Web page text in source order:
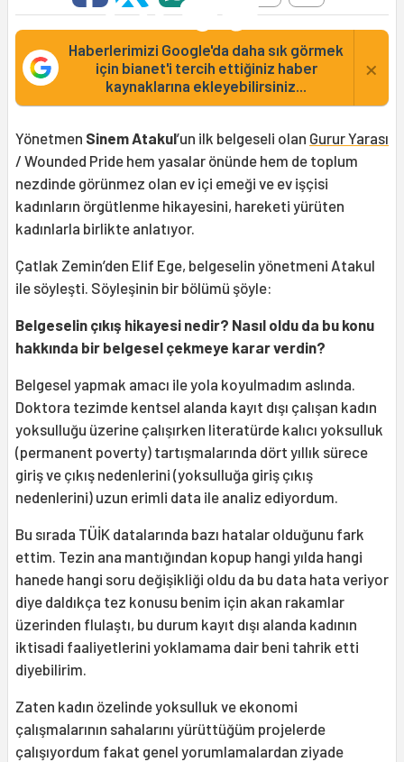
Haberlerimizi Google'da daha sık görmek
için bianet'i tercih ettiğiniz haber
kaynaklarına ekleyebilirsiniz...
×
Yönetmen Sinem Atakul’un ilk belgeseli olan Gurur Yarası
/ Wounded Pride hem yasalar önünde hem de toplum
nezdinde görünmez olan ev içi emeği ve ev işçisi
kadınların örgütlenme hikayesini, hareketi yürüten
kadınlarla birlikte anlatıyor.
Çatlak Zemin’den Elif Ege, belgeselin yönetmeni Atakul
ile söyleşti. Söyleşinin bir bölümü şöyle:
Belgeselin çıkış hikayesi nedir? Nasıl oldu da bu konu
hakkında bir belgesel çekmeye karar verdin?
Belgesel yapmak amacı ile yola koyulmadım aslında.
Doktora tezimde kentsel alanda kayıt dışı çalışan kadın
yoksulluğu üzerine çalışırken literatürde kalıcı yoksulluk
(permanent poverty) tartışmalarında dört yıllık sürece
giriş ve çıkış nedenlerini (yoksulluğa giriş çıkış
nedenlerini) uzun erimli data ile analiz ediyordum.
Bu sırada TÜİK datalarında bazı hatalar olduğunu fark
ettim. Tezin ana mantığından kopup hangi yılda hangi
hanede hangi soru değişikliği oldu da bu data hata veriyor
diye daldıkça tez konusu benim için akan rakamlar
üzerinden flulaştı, bu durum kayıt dışı alanda kadının
iktisadi faaliyetlerini yoklamama dair beni tahrik etti
diyebilirim.
Zaten kadın özelinde yoksulluk ve ekonomi
çalışmalarının sahalarını yürüttüğüm projelerde
çalışıyordum fakat genel yorumlamalardan ziyade